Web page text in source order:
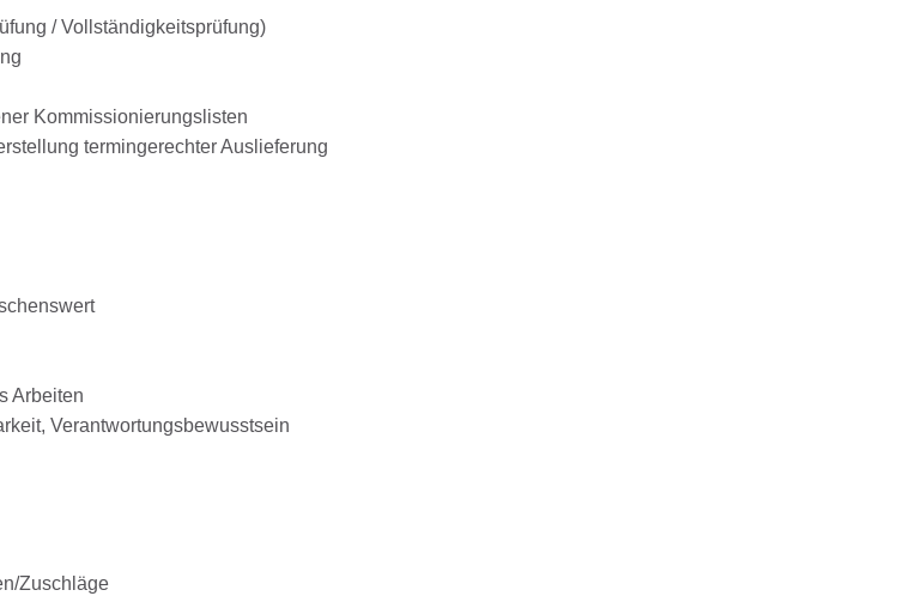
/ Vollständigkeitsprüfung)
Kommissionierungslisten
termingerechter Auslieferung
Arbeiten
Verantwortungsbewusstsein
Zuschläge